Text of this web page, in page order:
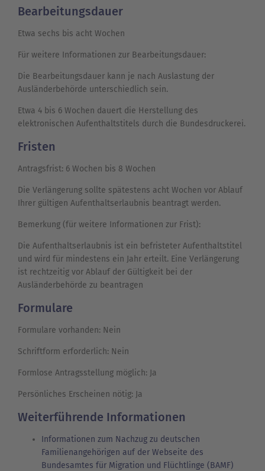
Bearbeitungsdauer
Etwa sechs bis acht Wochen
Für weitere Informationen zur Bearbeitungsdauer:
Die Bearbeitungsdauer kann je nach Auslastung der
Ausländerbehörde unterschiedlich sein.
Etwa 4 bis 6 Wochen dauert die Herstellung des
elektronischen Aufenthaltstitels durch die Bundesdruckerei.
Fristen
Antragsfrist: 6 Wochen bis 8 Wochen
Die Verlängerung sollte spätestens acht Wochen vor Ablauf
Ihrer gültigen Aufenthaltserlaubnis beantragt werden.
Bemerkung (für weitere Informationen zur Frist):
Die Aufenthaltserlaubnis ist ein befristeter Aufenthaltstitel
und wird für mindestens ein Jahr erteilt. Eine Verlängerung
ist rechtzeitig vor Ablauf der Gültigkeit bei der
Ausländerbehörde zu beantragen
Formulare
Formulare vorhanden: Nein
Schriftform erforderlich: Nein
Formlose Antragsstellung möglich: Ja
Persönliches Erscheinen nötig: Ja
Weiterführende Informationen
Informationen zum Nachzug zu deutschen
Familienangehörigen auf der Webseite des
Bundesamtes für Migration und Flüchtlinge (BAMF)